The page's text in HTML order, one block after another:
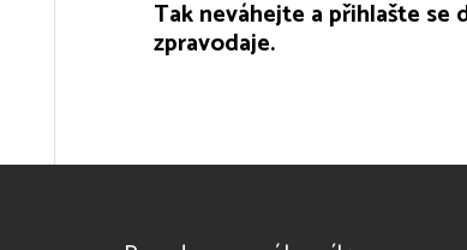
Tak neváhejte a přihlašte se
zpravodaje.